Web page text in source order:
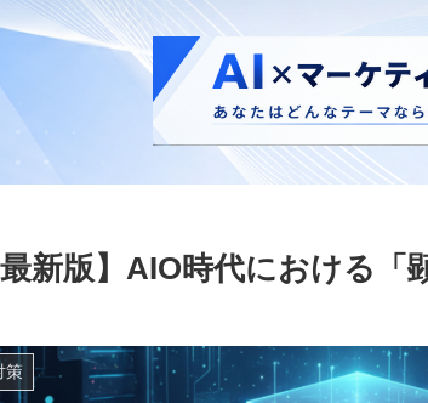
最新版】AIO時代における
策